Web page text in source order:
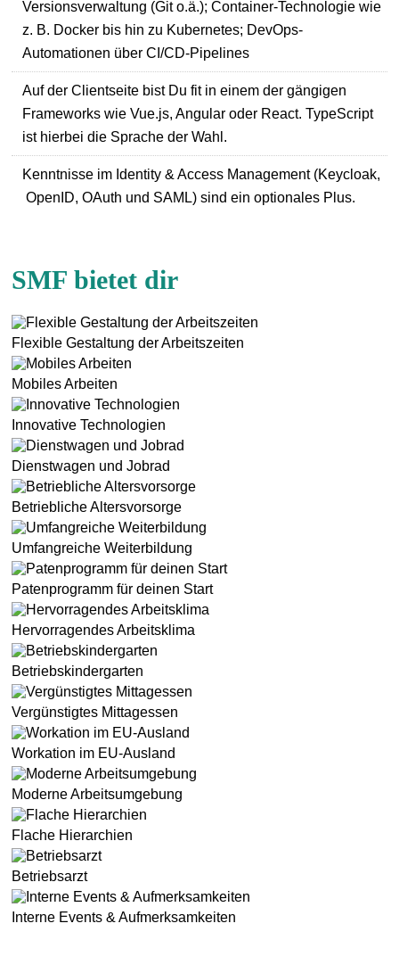
Versionsverwaltung (Git o.ä.); Container-Technologie wie
z. B. Docker bis hin zu Kubernetes; DevOps-
Automationen über CI/CD-Pipelines
Auf der Clientseite bist Du fit in einem der gängigen
Frameworks wie Vue.js, Angular oder React. TypeScript
ist hierbei die Sprache der Wahl.
Kenntnisse im Identity & Access Management (Keycloak,
OpenID, OAuth und SAML) sind ein optionales Plus.
SMF bietet dir
Flexible Gestaltung der Arbeitszeiten
Mobiles Arbeiten
Innovative Technologien
Dienstwagen und Jobrad
Betriebliche Altersvorsorge
Umfangreiche Weiterbildung
Patenprogramm für deinen Start
Hervorragendes Arbeitsklima
Betriebskindergarten
Vergünstigtes Mittagessen
Workation im EU-Ausland
Moderne Arbeitsumgebung
Flache Hierarchien
Betriebsarzt
Interne Events & Aufmerksamkeiten